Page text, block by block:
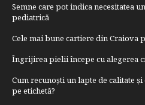
Semne care pot indica necesitatea
pediatrică
Cele mai bune cartiere din Craiova
Îngrijirea pielii începe cu alegerea
Cum recunoști un lapte de calitate
pe etichetă?